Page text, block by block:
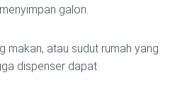
galon.
makan, atau sudut rumah yang
dispenser dapat